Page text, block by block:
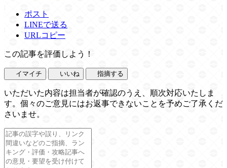
ポスト
LINEで送る
URLコピー
この記事を評価しよう！
イマイチ いいね 指摘する
いただいた内容は担当者が確認のうえ、順次対応いたしま
す。個々のご意見にはお返事できないことを予めご了承くだ
さいませ。